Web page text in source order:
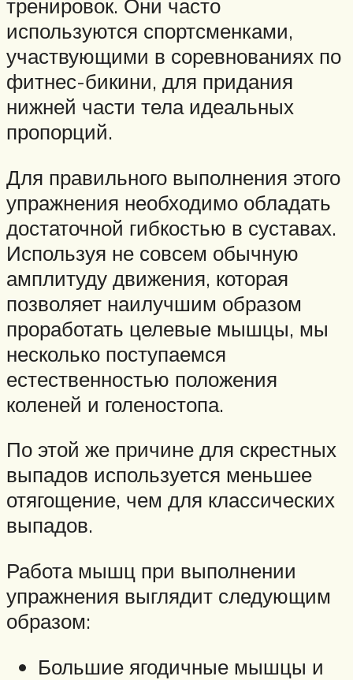
тренировок. Они часто
используются спортсменками,
участвующими в соревнованиях по
фитнес-бикини, для придания
нижней части тела идеальных
пропорций.
Для правильного выполнения этого
упражнения необходимо обладать
достаточной гибкостью в суставах.
Используя не совсем обычную
амплитуду движения, которая
позволяет наилучшим образом
проработать целевые мышцы, мы
несколько поступаемся
естественностью положения
коленей и голеностопа.
По этой же причине для скрестных
выпадов используется меньшее
отягощение, чем для классических
выпадов.
Работа мышц при выполнении
упражнения выглядит следующим
образом:
Большие ягодичные мышцы и